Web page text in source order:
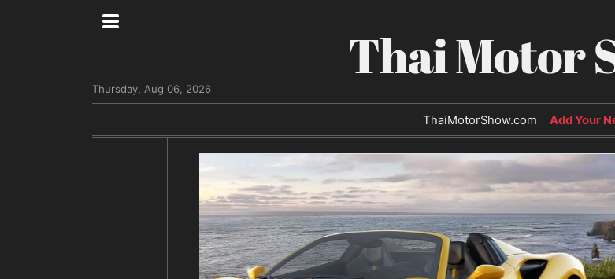
Thai Motor
Thursday, Aug 06, 2026
ThaiMotorShow.com Add Your